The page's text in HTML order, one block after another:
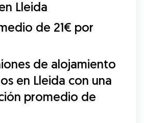
Lleida
de 21€ por
de alojamiento
en Lleida con una
promedio de